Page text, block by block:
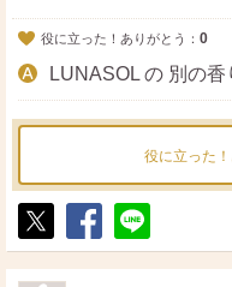
役に立った！ありがとう： 0
LUNASOL の 別の香
役に立った！
ポ
ス
シ
ェ
送
る